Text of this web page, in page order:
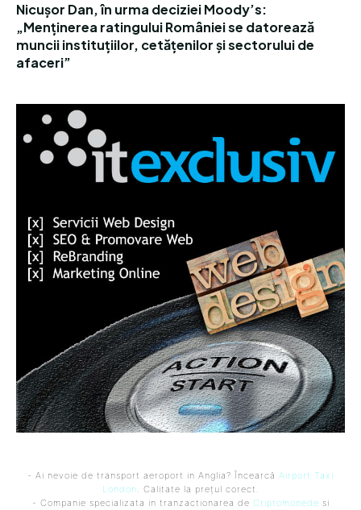
Nicușor Dan, în urma deciziei Moody’s:
„Menținerea ratingului României se datorează
muncii instituțiilor, cetățenilor și sectorului de
afaceri”
- Ai nevoie de transport aeroport in Anglia? Încearcă Airport Taxi
London. Calitate la prețul corect.
- Companie specializata in tranzactionarea de Criptomonede si